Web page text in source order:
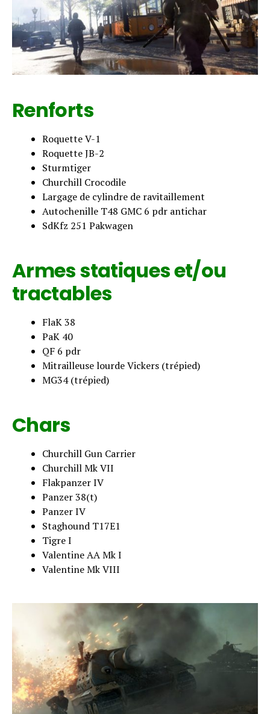
Renforts
Roquette V-1
Roquette JB-2
Sturmtiger
Churchill Crocodile
Largage de cylindre de ravitaillement
Autochenille T48 GMC 6 pdr antichar
SdKfz 251 Pakwagen
Armes statiques et/ou
tractables
FlaK 38
PaK 40
QF 6 pdr
Mitrailleuse lourde Vickers (trépied)
MG34 (trépied)
Chars
Churchill Gun Carrier
Churchill Mk VII
Flakpanzer IV
Panzer 38(t)
Panzer IV
Staghound T17E1
Tigre I
Valentine AA Mk I
Valentine Mk VIII